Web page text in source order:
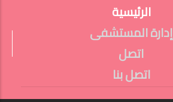
FOOTER
الرئيسية
إدارة المستشفى
اتصل
اتصل بنا